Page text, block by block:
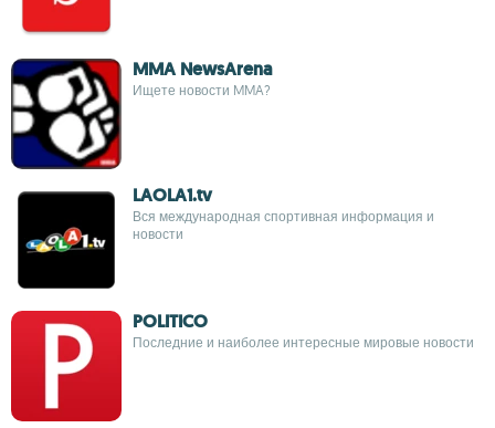
MMA NewsArena
Ищете новости MMA?
LAOLA1.tv
Вся международная спортивная информация и
новости
POLITICO
Последние и наиболее интересные мировые новости